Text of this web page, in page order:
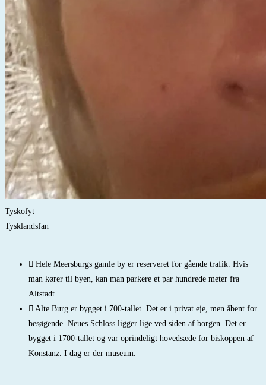
Tyskofyt
Tysklandsfan
Hele Meersburgs gamle by er reserveret for gående trafik. Hvis
man kører til byen, kan man parkere et par hundrede meter fra
Altstadt.
Alte Burg er bygget i 700-tallet. Det er i privat eje, men åbent for
besøgende. Neues Schloss ligger lige ved siden af borgen. Det er
bygget i 1700-tallet og var oprindeligt hovedsæde for biskoppen af
Konstanz. I dag er der museum.